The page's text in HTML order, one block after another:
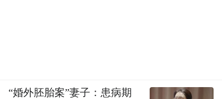
“婚外胚胎案”妻子：患病期